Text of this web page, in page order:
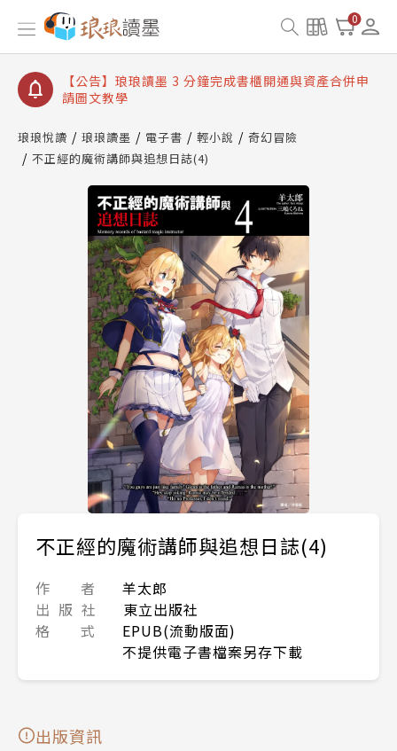
0
【公告】琅琅讀墨數位閱讀資產合併與書櫃開通申請
【公告】琅琅讀墨書櫃開通常見問題
【公告】琅琅讀墨 3 分鐘完成書櫃開通與資產合併申
請圖文教學
查詢
【公告】琅琅讀墨數位閱讀資產合併與書櫃開通申請
琅琅悅讀 琅琅讀墨 電子書 輕小說
奇幻冒險
不正經的魔術講師與追想日誌(4)
不正經的魔術講師與追想日誌(4)
作 者
羊太郎
出 版 社
東立出版社
格 式
EPUB(流動版面)
不提供電子書檔案另存下載
出版資訊